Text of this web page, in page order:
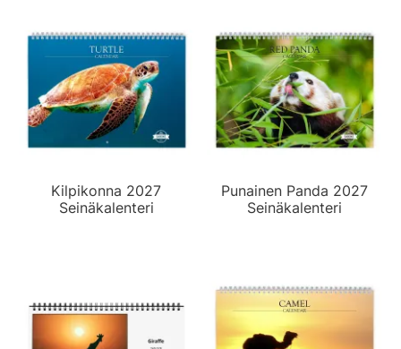
Kilpikonna 2027
Seinäkalenteri
Punainen Panda 2027
Seinäkalenteri